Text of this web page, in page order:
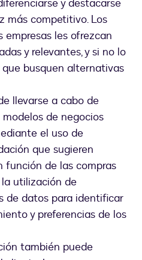
y destacarse
más competitivo. Los
les ofrezcan
y relevantes, y si no lo
busquen alternativas
llevarse a cabo de
de negocios
el uso de
que sugieren
función de las compras
utilización de
de datos para identificar
y preferencias de los
también puede